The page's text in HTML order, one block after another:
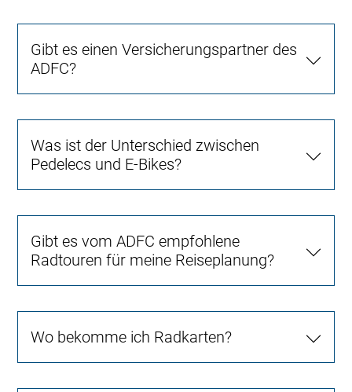
Gibt es einen Versicherungspartner des
ADFC?
Was ist der Unterschied zwischen
Pedelecs und E-Bikes?
Gibt es vom ADFC empfohlene
Radtouren für meine Reiseplanung?
Wo bekomme ich Radkarten?